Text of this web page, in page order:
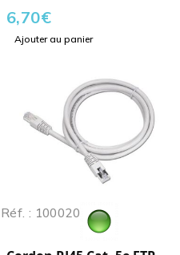
6,70€
Ajouter au panier
Réf. : 100020